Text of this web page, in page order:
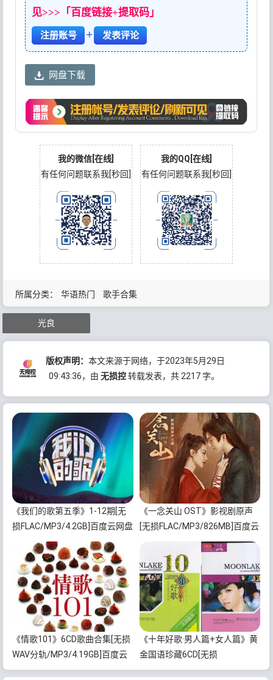
所属分类： 华语热门 歌手合集
见>>>「百度链接+提取码」
注册账号 + 发表评论
网盘下载
我的微信[在线]
有任何问题联系我[秒回]
我的QQ[在线]
有任何问题联系我[秒回]
光良
版权声明：本文来源于网络，于2023年5月29日
09:43:36，由无损控转载发表，共 2217 字。
《我们的歌第五季》1-12期[无
损FLAC/MP3/4.2GB]百度云网盘
《一念关山 OST》影视剧原声
[无损FLAC/MP3/826MB]百度云
《情歌101》6CD歌曲合集[无损
WAV分轨/MP3/4.19GB]百度云
网盘下载
《十年好歌·男人篇+女人篇》黄
金国语珍藏6CD[无损
WAV/MP3/4.09GB]百度云网盘